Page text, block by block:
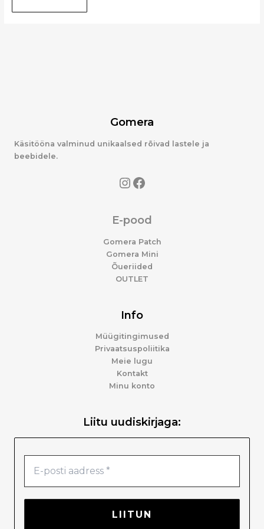
Gomera
Käsitööna valminud unikaalsed rõivad lastele ja
beebidele.
E-pood
Gomera Patch
Gomera Mini
Õueriided
OUTLET
Info
Müügitingimused
Privaatsuspoliitika
Meie lugu
Kontakt
Minu konto
Liitu uudiskirjaga: